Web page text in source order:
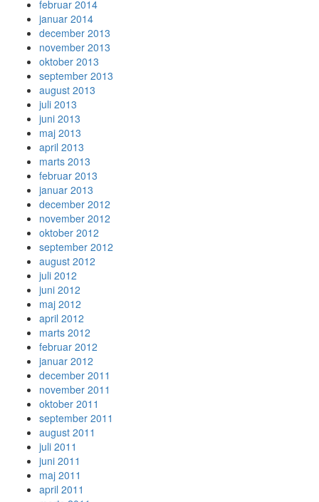
februar 2014
januar 2014
december 2013
november 2013
oktober 2013
september 2013
august 2013
juli 2013
juni 2013
maj 2013
april 2013
marts 2013
februar 2013
januar 2013
december 2012
november 2012
oktober 2012
september 2012
august 2012
juli 2012
juni 2012
maj 2012
april 2012
marts 2012
februar 2012
januar 2012
december 2011
november 2011
oktober 2011
september 2011
august 2011
juli 2011
juni 2011
maj 2011
april 2011